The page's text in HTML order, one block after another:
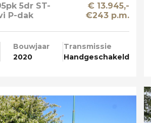
5dr ST-
P-dak
€ 13.945,-
€243 p.m.
Bouwjaar
2020
Transmissie
Handgeschakeld